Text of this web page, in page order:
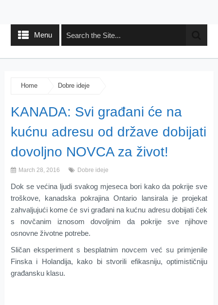
Menu
Home Dobre ideje
KANADA: Svi građani će na
kućnu adresu od države dobijati
dovoljno NOVCA za život!
March 28, 2016 Dobre ideje
Dok se većina ljudi svakog mjeseca bori kako da pokrije sve
troškove, kanadska pokrajina Ontario lansirala je projekat
zahvaljujući kome će svi građani na kućnu adresu dobijati ček
s novčanim iznosom dovoljnim da pokrije sve njihove
osnovne životne potrebe.
Sličan eksperiment s besplatnim novcem već su primjenile
Finska i Holandija, kako bi stvorili efikasniju, optimističniju
građansku klasu.